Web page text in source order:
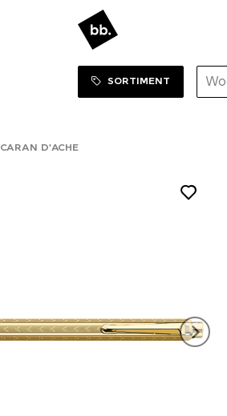
ZUM SHOP
SORTIMENT
CARAN D'ACHE